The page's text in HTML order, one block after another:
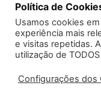
Política de
Usamos cookies
experiência mais
e visitas repetidas.
utilização de
Configurações dos